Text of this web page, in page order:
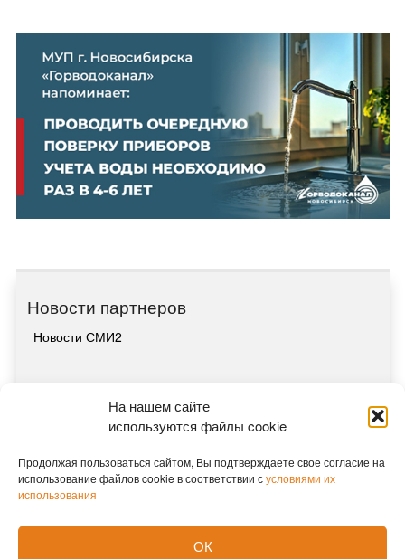
На нашем сайте
используются файлы cookie
Продолжая пользоваться сайтом, Вы подтверждаете свое согласие на
использование файлов cookie в соответствии сусловиями их
использования
ОК
Новости партнеров
Новости СМИ2